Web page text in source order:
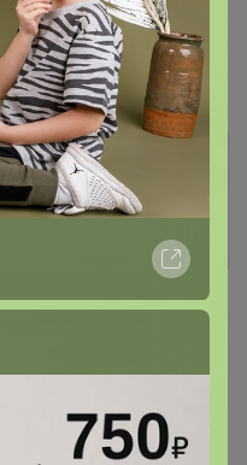
Грильяж карамель с
250г, Зерно
доступна